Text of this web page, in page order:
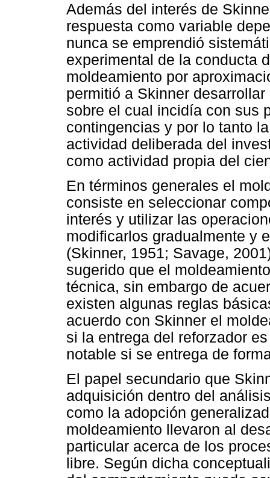
Además del interés de
respuesta como variable
nunca se emprendió
experimental de la conducta
moldeamiento por
permitió a Skinner
sobre el cual incidía con sus
contingencias y por lo tanto
actividad deliberada del
como actividad propia del
En términos generales el
consiste en seleccionar
interés y utilizar las
modificarlos gradualmente y
(Skinner, 1951; Savage,
sugerido que el
técnica, sin embargo de
existen algunas reglas
acuerdo con Skinner el
si la entrega del reforzador
notable si se entrega de
El papel secundario que
adquisición dentro del
como la adopción
moldeamiento llevaron al
particular acerca de los
libre. Según dicha